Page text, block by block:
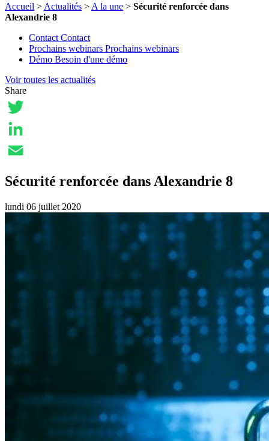
Accueil > Actualités > A la une > Sécurité renforcée dans
Alexandrie 8
Contact Contact
Prochains webinars Prochains webinars
Démo Besoin d'une démo
Voir toutes les actualités
Share
Twitter
LinkedIn
Sécurité renforcée dans Alexandrie 8
lundi 06 juillet 2020